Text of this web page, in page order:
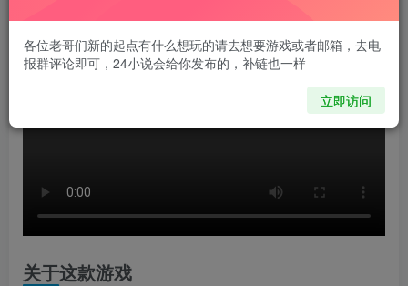
关于这款游戏
各位老哥们新的起点有什么想玩的请去想要游戏或者邮箱，去电
报群评论即可，24小说会给你发布的，补链也一样
立即访问